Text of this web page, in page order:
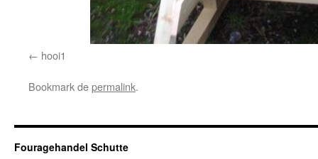
hooi1
Bookmark depermalink.
Fouragehandel Schutte